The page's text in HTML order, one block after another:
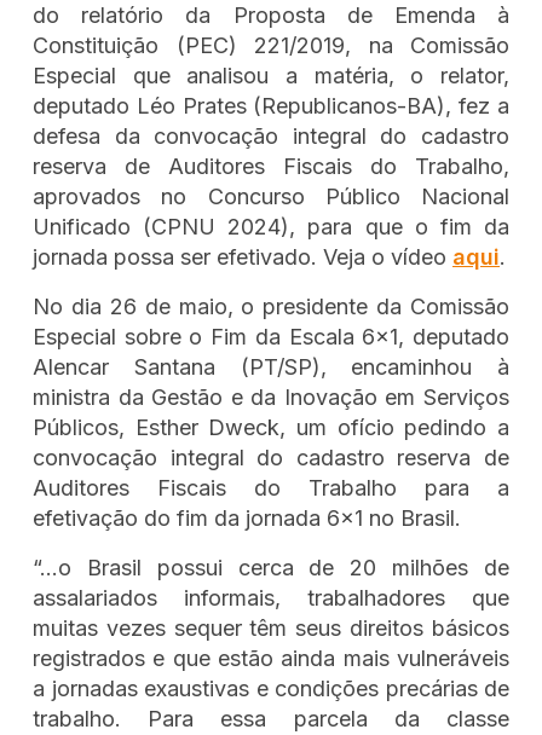
do relatório da Proposta de Emenda à
Constituição (PEC) 221/2019, na Comissão
Especial que analisou a matéria, o relator,
deputado Léo Prates (Republicanos-BA), fez a
defesa da convocação integral do cadastro
reserva de Auditores Fiscais do Trabalho,
aprovados no Concurso Público Nacional
Unificado (CPNU 2024), para que o fim da
jornada possa ser efetivado. Veja o vídeo aqui.
No dia 26 de maio, o presidente da Comissão
Especial sobre o Fim da Escala 6x1, deputado
Alencar Santana (PT/SP), encaminhou à
ministra da Gestão e da Inovação em Serviços
Públicos, Esther Dweck, um ofício pedindo a
convocação integral do cadastro reserva de
Auditores Fiscais do Trabalho para a
efetivação do fim da jornada 6x1 no Brasil.
“...o Brasil possui cerca de 20 milhões de
assalariados informais, trabalhadores que
muitas vezes sequer têm seus direitos básicos
registrados e que estão ainda mais vulneráveis
a jornadas exaustivas e condições precárias de
trabalho. Para essa parcela da classe